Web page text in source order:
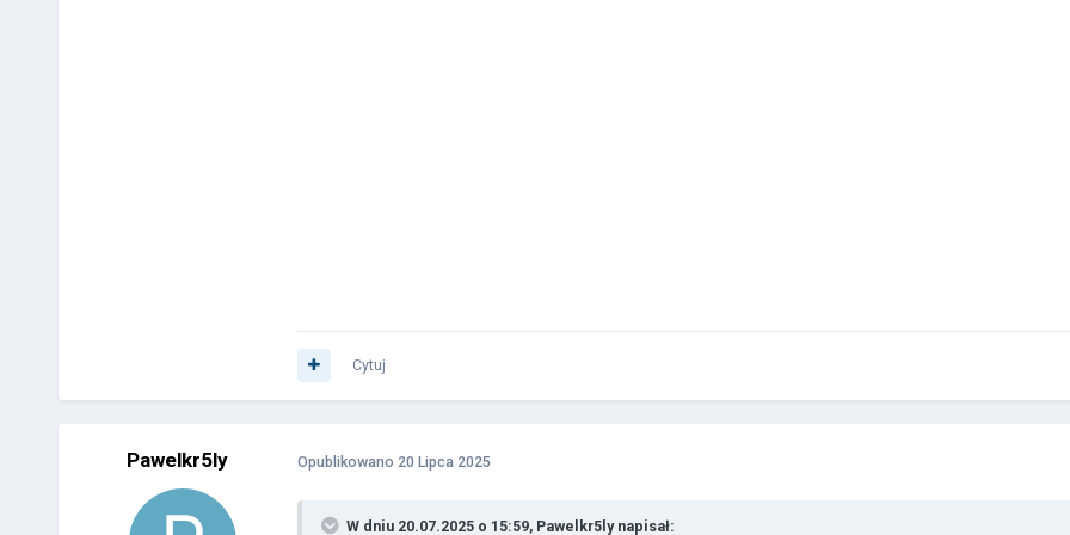
Cytuj
Pawelkr5ly Opublikowano 20 Lipca 2025
W dniu 20.07.2025 o 15:59, Pawelkr5lynapisał: